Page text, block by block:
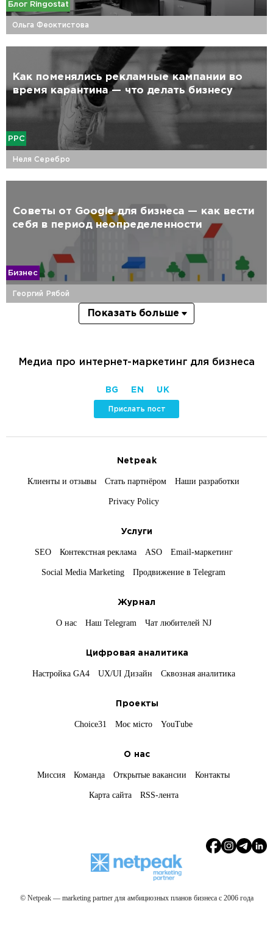
Блог Ringostat
Ольга Феоктистова
Как поменялись рекламные кампании во
время карантина — что делать бизнесу
PPC
Неля Серебро
Советы от Google для бизнеса — как вести
себя в период неопределенности
Бизнес
Георгий Рябой
Показать больше
Медиа про интернет-маркетинг для бизнеса
BG EN UK
Прислать пост
Netpeak
Клиенты и отзывы Стать партнёром Наши разработки
Privacy Policy
Услуги
SEO Контекстная реклама ASO Email-маркетинг
Social Media Marketing Продвижение в Telegram
Журнал
О нас Наш Telegram Чат любителей NJ
Цифровая аналитика
Настройка GA4 UX/UI Дизайн Сквозная аналитика
Проекты
Choice31 Моє місто YouTube
О нас
Миссия Команда Открытые вакансии Контакты
Карта сайта RSS-лента
© Netpeak — marketing partner для амбициозных планов бизнеса с 2006 года